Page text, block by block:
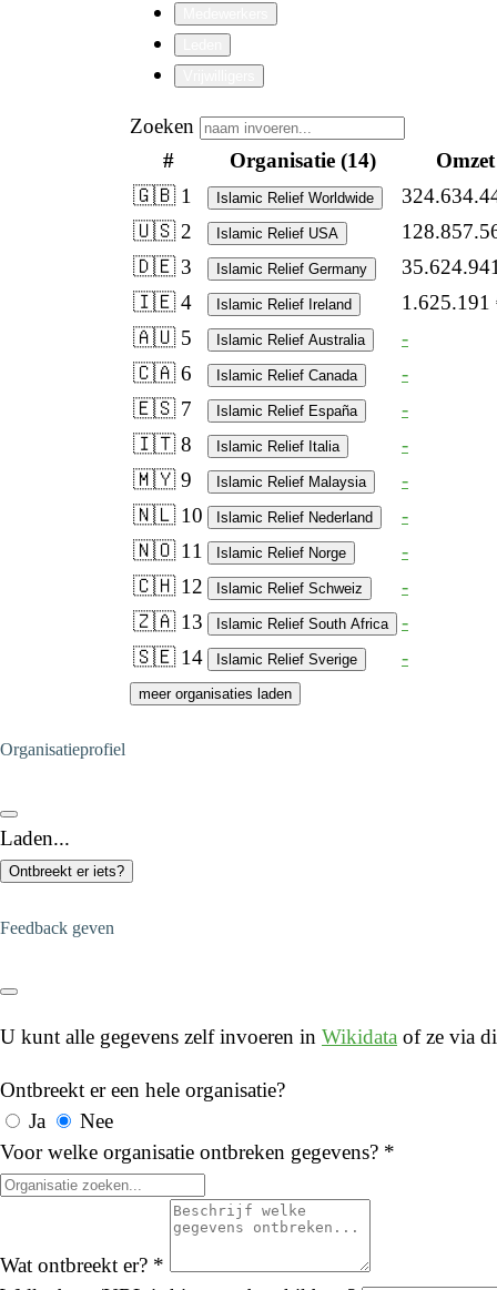
Zoeken
#
Organisatie (14) Omzet
🇬🇧 1
Islamic Relief Worldwide
🇺🇸 2
Islamic Relief USA
🇩🇪 3
Islamic Relief Germany
🇮🇪 4
Islamic Relief Ireland 1.625.191
🇦🇺 5
Islamic Relief Australia
-
🇨🇦 6
Islamic Relief Canada
-
🇪🇸 7
Islamic Relief España
-
🇮🇹 8
Islamic Relief Italia
-
🇲🇾 9
Islamic Relief Malaysia
-
🇳🇱 10
Islamic Relief Nederland
-
🇳🇴 11
Islamic Relief Norge
-
🇨🇭 12
Islamic Relief Schweiz
-
🇿🇦 13
Islamic Relief South Africa
-
🇸🇪 14
Islamic Relief Sverige -
meer organisaties laden
Organisatieprofiel
Laden...
Ontbreekt er iets?
Feedback geven
U kunt alle gegevens zelf invoeren in Wikidata of ze via
Ontbreekt er een hele organisatie?
Ja
Nee
Voor welke organisatie ontbreken gegevens? *
Wat ontbreekt er? *